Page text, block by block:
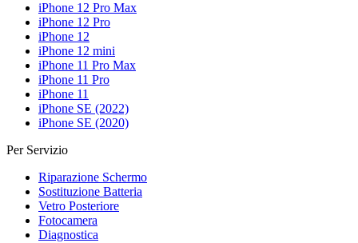
iPhone 12 Pro Max
iPhone 12 Pro
iPhone 12
iPhone 12 mini
iPhone 11 Pro Max
iPhone 11 Pro
iPhone 11
iPhone SE (2022)
iPhone SE (2020)
Per Servizio
Riparazione Schermo
Sostituzione Batteria
Vetro Posteriore
Fotocamera
Diagnostica